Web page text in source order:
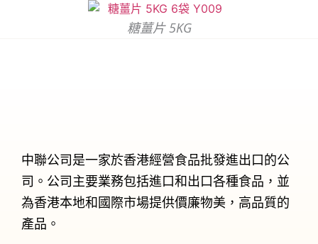
糖薑片 5KG
中聯公司是一家於香港經營食品批發進出口的公
司。公司主要業務包括進口和出口各種食品，並
為香港本地和國際市場提供價廉物美，高品質的
產品。